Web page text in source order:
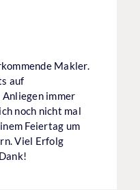
Makler.
auf
Anliegen immer
noch nicht mal
Feiertag um
Viel Erfolg